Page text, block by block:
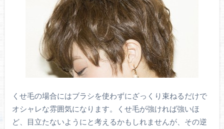
くせ毛の場合にはブラシを使わずにざっくり束ねるだけで
オシャレな雰囲気になります。くせ毛が強ければ強いほ
ど、目立たないようにと考えるかもしれませんが、その逆